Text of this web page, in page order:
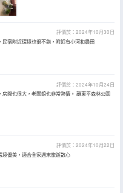
評價於：2024年10月30日
宿附近環境也很不錯，附近有小河和農田
評價於：2024年10月24日
間也很大，老闆娘也非常熱情。 離東平森林公園
評價於：2024年10月22日
境優美，適合全家週末旅遊散心